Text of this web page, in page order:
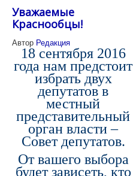
Уважаемые
Краснообцы!
Автор Редакция
18 сентября 2016
года нам предстоит
избрать двух
депутатов в
местный
представительный
орган власти –
Совет депутатов.
От вашего выбора
будет зависеть, кто